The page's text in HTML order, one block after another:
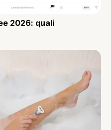
2026: quali